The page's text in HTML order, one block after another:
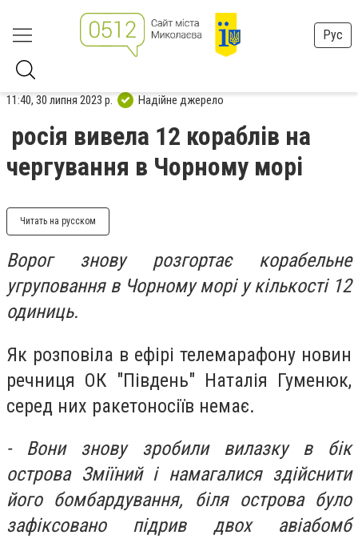
Рус
11:40, 30 липня 2023 р. Надійне джерело
росія вивела 12 кораблів на
чергування в Чорному морі
Читать на русском
Ворог знову розгортає корабельне
угруповання в Чорному морі у кількості 12
одиниць.
Як розповіла в ефірі телемарафону новин
речниця ОК "Південь" Наталія Гуменюк,
серед них ракетоносіїв немає.
- Вони знову зробили вилазку в бік
острова Зміїний і намагалися здійснити
його бомбардування, біля острова було
зафіксовано підрив двох авіабомб